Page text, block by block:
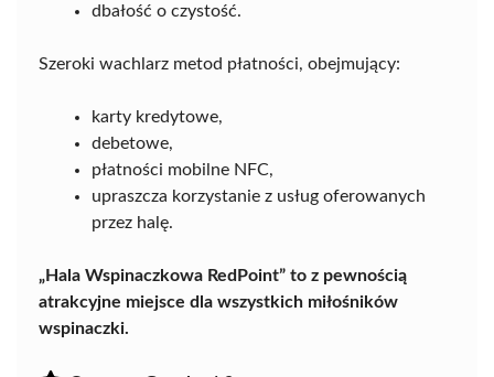
dbałość o czystość.
Szeroki wachlarz metod płatności, obejmujący:
karty kredytowe,
debetowe,
płatności mobilne NFC,
upraszcza korzystanie z usług oferowanych
przez halę.
„Hala Wspinaczkowa RedPoint” to z pewnością
atrakcyjne miejsce dla wszystkich miłośników
wspinaczki.